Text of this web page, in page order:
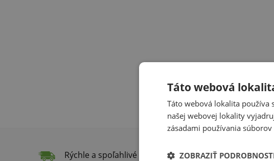
Rýchle a spoľahlivé doručenie Doprava
Táto webová
Táto webová lokalita používa
našej webovej lokality
zásadami používania súborov
ZOBRAZIŤ